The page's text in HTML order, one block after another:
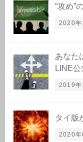
“攻め”
2020年
あなた
LINE
2019年
タイ版
2020年